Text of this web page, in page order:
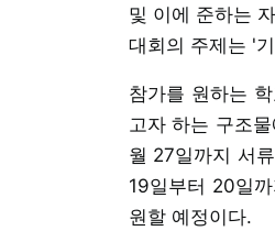
및 이에 준하는
대회의 주제는 '
참가를 원하는
고자 하는 구조
월 27일까지 서
19일부터 20일
원할 예정이다.